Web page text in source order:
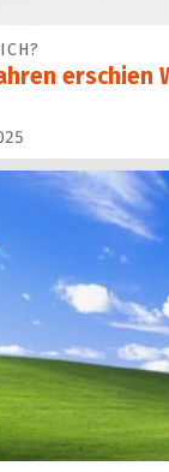
erschien